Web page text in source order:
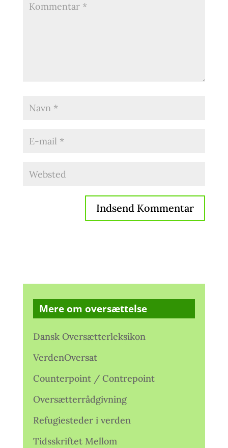
Mere om oversættelse
Dansk Oversætterleksikon
VerdenOversat
Counterpoint / Contrepoint
Oversætterrådgivning
Refugiesteder i verden
Tidsskriftet Mellom